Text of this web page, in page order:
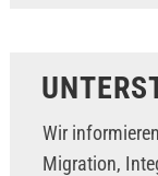
Wir
Migration,